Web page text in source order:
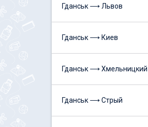
Гданськ ⟶ Львов
Гданськ ⟶ Киев
Гданськ ⟶ Хмельницкий
Гданськ ⟶ Стрый